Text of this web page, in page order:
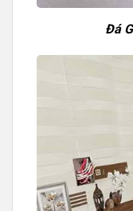
Đá